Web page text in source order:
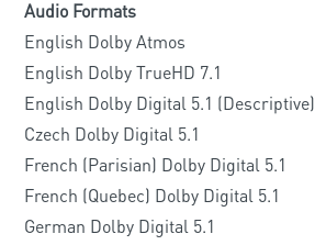
Audio Formats
English Dolby Atmos
English Dolby TrueHD 7.1
English Dolby Digital 5.1 (Descriptive)
Czech Dolby Digital 5.1
French (Parisian) Dolby Digital 5.1
French (Quebec) Dolby Digital 5.1
German Dolby Digital 5.1